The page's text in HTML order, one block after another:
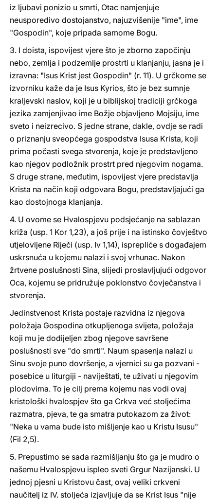
iz ljubavi ponizio u smrti, Otac namjenjuje
neusporedivo dostojanstvo, najuzvišenije "ime", ime
"Gospodin", koje pripada samome Bogu.
3. I doista, ispovijest vjere što je zborno započinju
nebo, zemlja i podzemlje prostrti u klanjanju, jasna je i
izravna: "Isus Krist jest Gospodin" (r. 11). U grčkome se
izvorniku kaže da je Isus Kyrios, što je bez sumnje
kraljevski naslov, koji je u biblijskoj tradiciji grčkoga
jezika zamjenjivao ime Božje objavljeno Mojsiju, ime
sveto i neizrecivo. S jedne strane, dakle, ovdje se radi
o priznanju sveopćega gospodstva Isusa Krista, koji
prima počasti svega stvorenja, koje je predstavljeno
kao njegov podložnik prostrt pred njegovim nogama.
S druge strane, međutim, ispovijest vjere predstavlja
Krista na način koji odgovara Bogu, predstavljajući ga
kao dostojnoga klanjanja.
4. U ovome se Hvalospjevu podsjećanje na sablazan
križa (usp. 1 Kor 1,23), a još prije i na istinsko čovještvo
utjelovljene Riječi (usp. Iv 1,14), isprepliće s događajem
uskrsnuća u kojemu nalazi i svoj vrhunac. Nakon
žrtvene poslušnosti Sina, slijedi proslavljujući odgovor
Oca, kojemu se pridružuje poklonstvo čovječanstva i
stvorenja.
Jedinstvenost Krista postaje razvidna iz njegova
položaja Gospodina otkupljenoga svijeta, položaja
koji mu je dodijeljen zbog njegove savršene
poslušnosti sve "do smrti". Naum spasenja nalazi u
Sinu svoje puno dovršenje, a vjernici su ga pozvani -
posebice u liturgiji - naviještati, te uživati u njegovim
plodovima. To je cilj prema kojemu nas vodi ovaj
kristološki hvalospjev što ga Crkva već stoljećima
razmatra, pjeva, te ga smatra putokazom za život:
"Neka u vama bude isto mišljenje kao u Kristu Isusu"
(Fil 2,5).
5. Prepustimo se sada razmišljanju što ga je mudro o
našemu Hvalospjevu ispleo sveti Grgur Nazijanski. U
jednoj pjesni u Kristovu čast, ovaj veliki crkveni
naučitelj iz IV. stoljeća izjavljuje da se Krist Isus "nije